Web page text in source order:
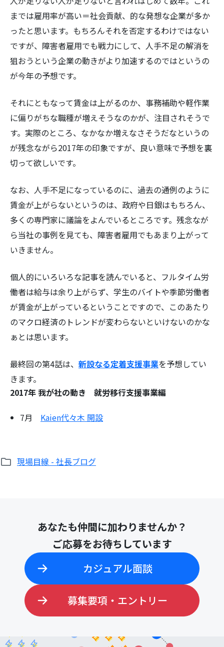
までは雇用率が高い＝社会貢献、的な発想な企業が多か
ったと思います。もちろんそれを否定するわけではない
ですが、障害者雇用でも戦力にして、人手不足の解消を
狙おうという企業の動きがより加速するのではというの
が今年の予想です。
それにともなって賃金は上がるのか、事務補助や軽作業
に偏りがちな職種が増えそうなのかが、注目されそうで
す。実際のところ、なかなか増えなさそうだなというの
が残念ながら2017年の印象ですが、良い意味で予想を裏
切って欲しいです。
なお、人手不足になっているのに、過去の通例のように
賃金が上がらないというのは、政府や日銀はもちろん、
多くの専門家に議論をよんでいるところです。残念なが
ら当社の事例を見ても、障害者雇用でもあまり上がって
いきません。
個人的にいろいろな記事を読んでいると、フルタイム労
働者は給与は余り上がらず、学生のバイトや季節労働者
が賃金が上がっているということですので、このあたり
のマクロ経済のトレンドが変わらないといけないのかな
ぁとは思います。
最終回の第4話は、 新設なる定着支援事業を予想してい
きます。
2017年 我が社の動き 就労移行支援事業編
7月 Kaien代々木 開設
現場目線 - 社長ブログ
あなたも仲間に加わりませんか？
ご応募をお待ちしています
カジュアル面談
募集要項・エントリー